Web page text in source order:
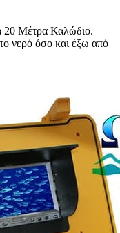
20 Μέτρα Καλώδιο.
νερό όσο και έξω από